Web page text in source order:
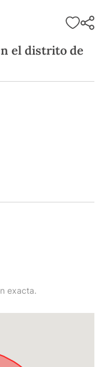
el distrito de
exacta.